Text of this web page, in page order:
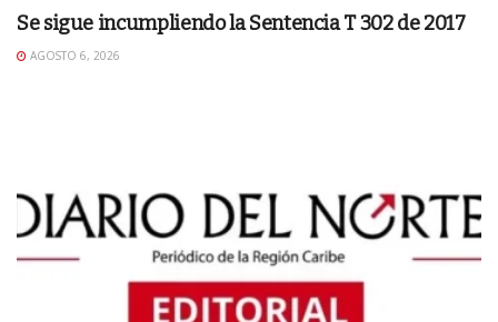
Se sigue incumpliendo la Sentencia T 302 de 2017
AGOSTO 6, 2026